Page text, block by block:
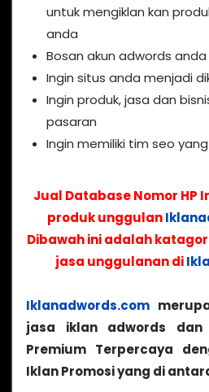
untuk mengiklan kan
anda
Bosan akun adwords
Ingin situs anda menjadi
Ingin produk, jasa dan
pasaran
Ingin memiliki tim seo
Jual Database Nomor HP
produk unggulan
Dibawah ini adalah
jasa unggulanan di
Iklanadwords.com
jasa iklan adwords dan
Premium Terpercaya
Iklan Promosi yang di